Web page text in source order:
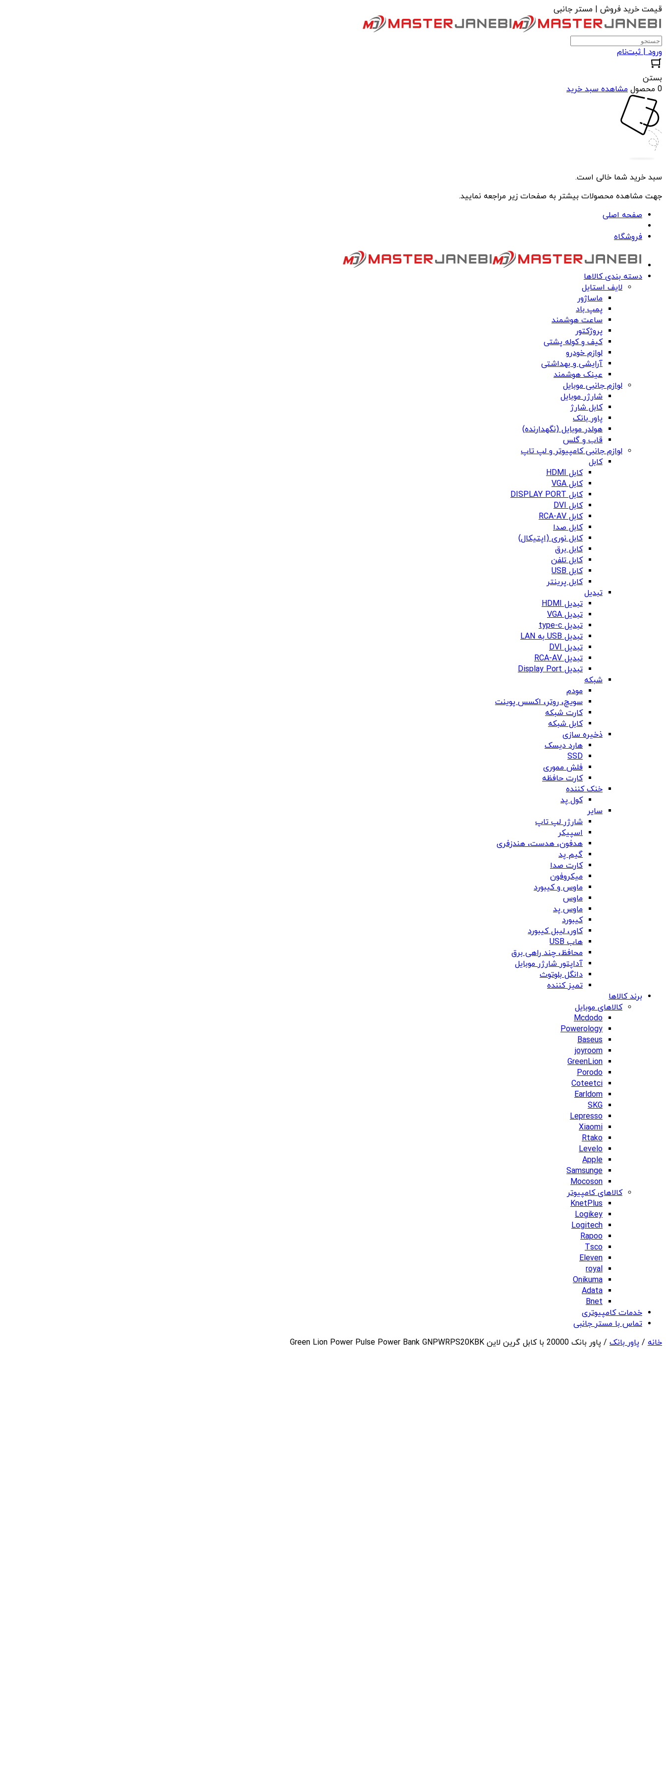
قیمت خرید فروش | مستر جانبی
ورود | ثبت‌نام
بستن
0 محصول
مشاهده سبد خرید
سبد خرید شما خالی است.
جهت مشاهده محصولات بیشتر به صفحات زیر مراجعه نمایید.
صفحه اصلی
فروشگاه
دسته بندی کالاها
لایف استایل
ماساژور
پمپ باد
ساعت هوشمند
پروژکتور
کیف و کوله پشتی
لوازم خودرو
آرایشی و بهداشتی
عینک هوشمند
لوازم جانبی موبایل
شارژر موبایل
کابل شارژ
پاور بانک
هولدر موبایل (نگهدارنده)
قاب و گلس
لوازم جانبی کامپیوتر و لپ تاپ
کابل
کابل HDMI
کابل VGA
کابل DISPLAY PORT
کابل DVI
کابل RCA-AV
کابل صدا
کابل نوری (اپتیکال)
کابل برق
کابل تلفن
کابل USB
کابل پرینتر
تبدیل
تبدیل HDMI
تبدیل VGA
تبدیل type-c
تبدیل USB به LAN
تبدیل DVI
تبدیل RCA-AV
تبدیل Display Port
شبکه
مودم
سویچ، روتر، اکسس پوینت
کارت شبکه
کابل شبکه
ذخیره سازی
هارد دیسک
SSD
فلش مموری
کارت حافظه
خنک کننده
کول پد
سایر
شارژر لپ تاپ
اسپیکر
هدفون، هدست، هندزفری
گیم پد
کارت صدا
میکروفون
ماوس و کیبورد
ماوس
ماوس پد
کیبورد
کاور، لیبل کیبورد
هاب USB
محافظ، چند راهی برق
آداپتور شارژر موبایل
دانگل بلوتوث
تمیز کننده
برند کالاها
کالاهای موبایل
Mcdodo
Powerology
Baseus
joyroom
GreenLion
Porodo
Coteetci
Earldom
SKG
Lepresso
Xiaomi
Rtako
Levelo
Apple
Samsunge
Mocoson
کالاهای کامپیوتر
KnetPlus
Logikey
Logitech
Rapoo
Tsco
Eleven
royal
Onikuma
Adata
Bnet
خدمات کامپیوتری
تماس با مستر جانبی
خانه / پاور بانک / پاور بانک 20000 با کابل گرین لاین Green Lion Power Pulse Power Bank GNPWRPS20KBK